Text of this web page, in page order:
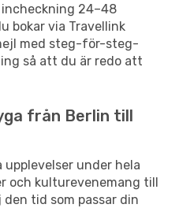
24–48
bokar via Travellink
med steg-för-steg-
så att du är redo att
från Berlin till
under hela
och kulturevenemang till
tid som passar din